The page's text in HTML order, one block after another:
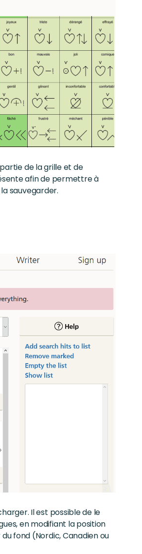
de la grille et de
afin de permettre à
sauvegarder.
Il est possible de le
en modifiant la position
fond (Nordic, Canadien ou